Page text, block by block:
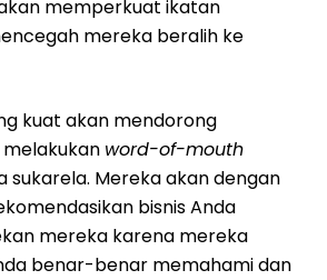
memperkuat ikatan
mereka beralih ke
kuat akan mendorong
word-of-mouth
sukarela. Mereka akan dengan
bisnis Anda
mereka karena mereka
benar-benar memahami dan